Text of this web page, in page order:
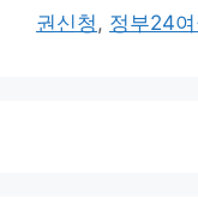
권신청 , 정부24여